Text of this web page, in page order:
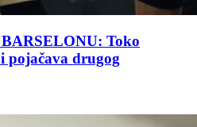
Toko
pojačava drugog